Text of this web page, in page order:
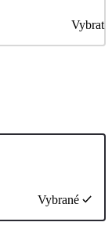
Vybrat
Vybrané